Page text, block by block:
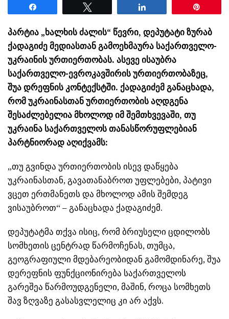
პარტია „ხალხის ძალის“ წევრი, დეპუტატი ზურაბ
ქადაგიძე მედიასთან გამოეხმაურა საქართველო-
უკრაინის ურთიერთობას. ასევე ისაუბრა
საქართველო-ევროკავშირის ურთიერთობაზეც,
შუა დრეფნის კონტექსტში. ქადაგიძემ განაცხადა,
რომ უკრაინასთან ურთიერთობის აღდგენა
შესაძლებელია მხოლოდ იმ შემთხვევაში, თუ
უკრაინა საქართველოს თანასწორუფლებიან
პარტნიორად აღიქვამს:
„თუ გვინდა ურთიერთობის ისევ დაწყება
უკრაინასთან, გავათანაბროთ უფლებები, პატივი
ვცეთ ერთმანეთს და მხოლოდ ამის შემდეგ
ვისაუბროთ“ – განაცხადა ქადაგიძემ.
დეპუტატმა თქვა ისიც, რომ ბრიუსელი ცდილობს
სომხეთის ცენტრად წარმოჩენას, თუმცა,
გეოგრაფიული მდებარეობიდან გამომდინარე, შუა
დერეფნის ფუნქციონირება საქართველოს
გარეშეა წარმოუდგენელი, მაშინ, როცა სომხეთს
შავ ზღვაზე გასასვლელიც კი არ აქვს.